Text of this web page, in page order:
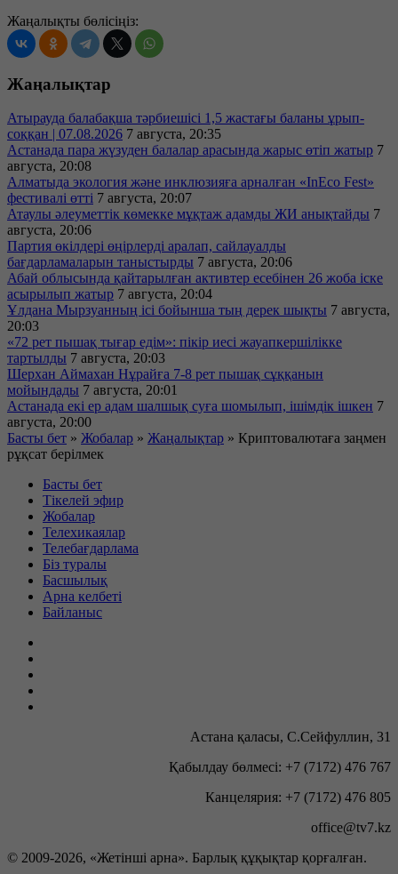
Жаңалықты бөлісіңіз:
Жаңалықтар
Атырауда балабақша тәрбиешісі 1,5 жастағы баланы ұрып-
соққан | 07.08.2026 7 августа, 20:35
Астанада пара жүзуден балалар арасында жарыс өтіп жатыр 7
августа, 20:08
Алматыда экология және инклюзияға арналған «InEco Fest»
фестивалі өтті 7 августа, 20:07
Атаулы әлеуметтік көмекке мұқтаж адамды ЖИ анықтайды 7
августа, 20:06
Партия өкілдері өңірлерді аралап, сайлауалды
бағдарламаларын таныстырды 7 августа, 20:06
Абай облысында қайтарылған активтер есебінен 26 жоба іске
асырылып жатыр 7 августа, 20:04
Ұлдана Мырзуанның ісі бойынша тың дерек шықты 7 августа,
20:03
«72 рет пышақ тығар едім»: пікір иесі жауапкершілікке
тартылды 7 августа, 20:03
Шерхан Аймахан Нұрайға 7-8 рет пышақ сұққанын
мойындады 7 августа, 20:01
Астанада екі ер адам шалшық суға шомылып, ішімдік ішкен 7
августа, 20:00
Басты бет » Жобалар » Жаңалықтар » Криптовалютаға заңмен
рұқсат берілмек
Басты бет
Тікелей эфир
Жобалар
Телехикаялар
Телебағдарлама
Біз туралы
Басшылық
Арна келбеті
Байланыс
Астана қаласы, С.Сейфуллин, 31
Қабылдау бөлмесі: +7 (7172) 476 767
Канцелярия: +7 (7172) 476 805
office@tv7.kz
© 2009-2026, «Жетінші арна». Барлық құқықтар қорғалған.